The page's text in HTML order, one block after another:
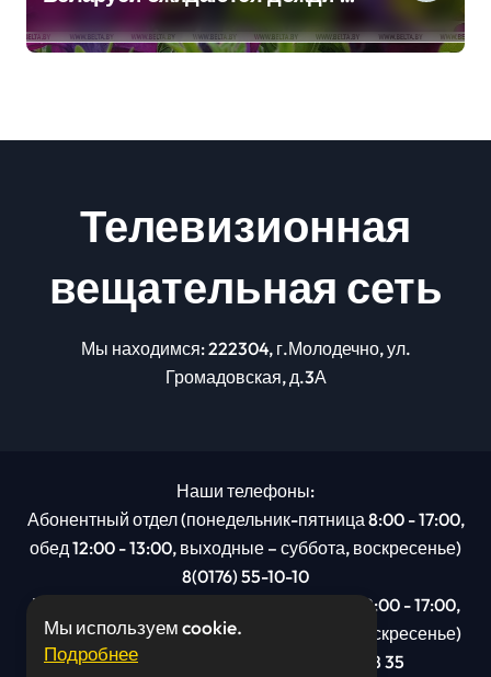
грозы
Телевизионная
вещательная сеть
Мы находимся: 222304, г.Молодечно, ул.
Громадовская, д.3А
Наши телефоны:
Абонентный отдел (понедельник-пятница 8:00 - 17:00,
обед 12:00 - 13:00, выходные – суббота, воскресенье)
8(0176) 55-10-10
Рекламный отдел (понедельник-пятница 8:00 - 17:00,
обед 12:00 - 13:00, выходные – суббота, воскресенье)
8(0176): 54 95 80, МТС +375 29 201 78 35
Мы используем cookie.
Подробнее